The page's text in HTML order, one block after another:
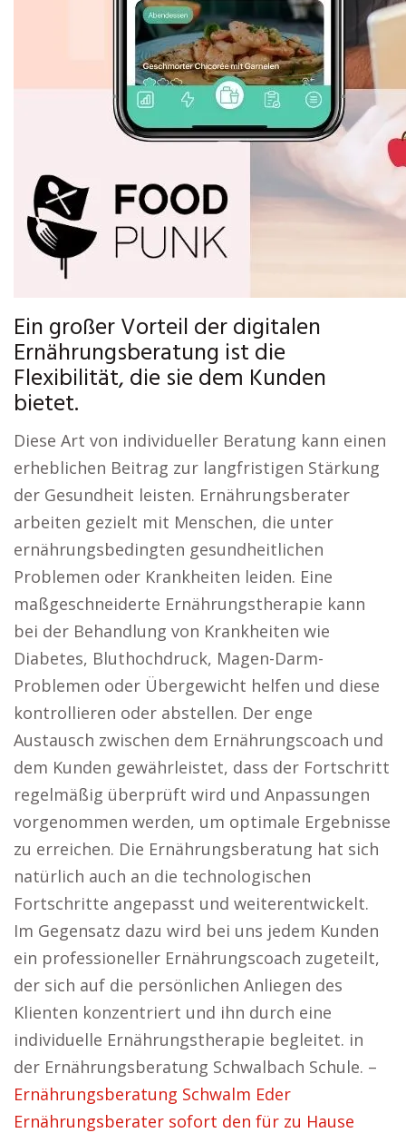
Ein großer Vorteil der digitalen
Ernährungsberatung ist die
Flexibilität, die sie dem Kunden
bietet.
Diese Art von individueller Beratung kann einen
erheblichen Beitrag zur langfristigen Stärkung
der Gesundheit leisten. Ernährungsberater
arbeiten gezielt mit Menschen, die unter
ernährungsbedingten gesundheitlichen
Problemen oder Krankheiten leiden. Eine
maßgeschneiderte Ernährungstherapie kann
bei der Behandlung von Krankheiten wie
Diabetes, Bluthochdruck, Magen-Darm-
Problemen oder Übergewicht helfen und diese
kontrollieren oder abstellen. Der enge
Austausch zwischen dem Ernährungscoach und
dem Kunden gewährleistet, dass der Fortschritt
regelmäßig überprüft wird und Anpassungen
vorgenommen werden, um optimale Ergebnisse
zu erreichen. Die Ernährungsberatung hat sich
natürlich auch an die technologischen
Fortschritte angepasst und weiterentwickelt.
Im Gegensatz dazu wird bei uns jedem Kunden
ein professioneller Ernährungscoach zugeteilt,
der sich auf die persönlichen Anliegen des
Klienten konzentriert und ihn durch eine
individuelle Ernährungstherapie begleitet. in
der Ernährungsberatung Schwalbach Schule. –
Ernährungsberatung Schwalm Eder
Ernährungsberater sofort den für zu Hause